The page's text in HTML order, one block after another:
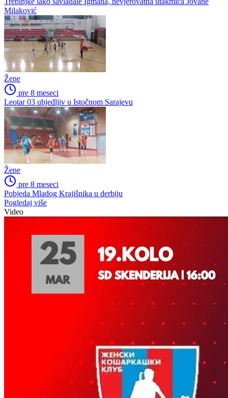
Milaković
Žene
pre 8 meseci
Leotar 03 ubjedljiv u Istočnom Sarajevu
Žene
pre 8 meseci
Pobjeda Mladog Krajišnika u derbiju
Pogledaj više
Video